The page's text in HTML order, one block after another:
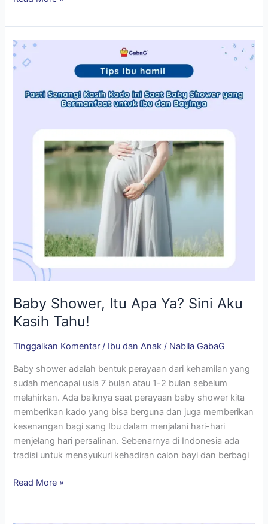
Baby Shower, Itu Apa Ya? Sini Aku
Kasih Tahu!
Tinggalkan Komentar / Ibu dan Anak / Nabila GabaG
Baby shower adalah bentuk perayaan dari kehamilan yang
sudah mencapai usia 7 bulan atau 1-2 bulan sebelum
melahirkan. Ada baiknya saat perayaan baby shower kita
memberikan kado yang bisa berguna dan juga memberikan
kesenangan bagi sang Ibu dalam menjalani hari-hari
menjelang hari persalinan. Sebenarnya di Indonesia ada
tradisi untuk mensyukuri kehadiran calon bayi dan berbagi
Baby
Shower,
Apa
Read More »